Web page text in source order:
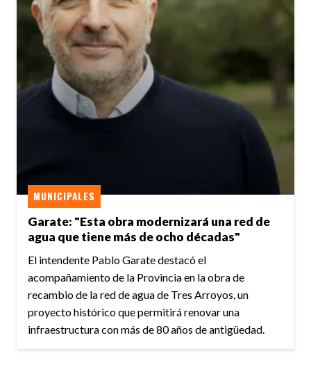
Garate: "Esta obra modernizará una red de
agua que tiene más de ocho décadas"
MUNICIPALES
El intendente Pablo Garate destacó el
acompañamiento de la Provincia en la obra de
recambio de la red de agua de Tres Arroyos, un
proyecto histórico que permitirá renovar una
infraestructura con más de 80 años de antigüedad.